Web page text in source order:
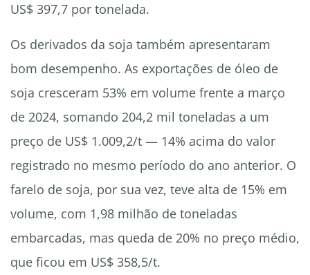
US$ 397,7 por tonelada.
Os derivados da soja também apresentaram
bom desempenho. As exportações de óleo de
soja cresceram 53% em volume frente a março
de 2024, somando 204,2 mil toneladas a um
preço de US$ 1.009,2/t — 14% acima do valor
registrado no mesmo período do ano anterior. O
farelo de soja, por sua vez, teve alta de 15% em
volume, com 1,98 milhão de toneladas
embarcadas, mas queda de 20% no preço médio,
que ficou em US$ 358,5/t.